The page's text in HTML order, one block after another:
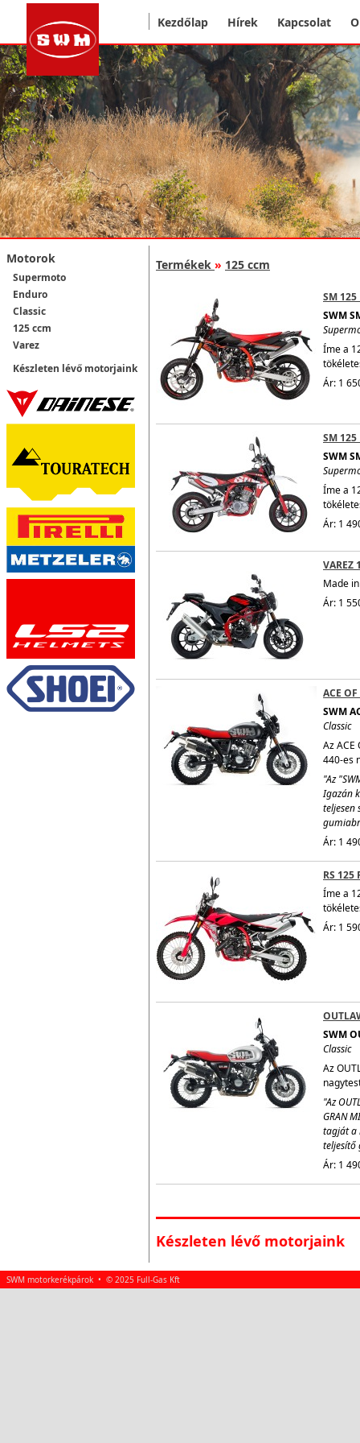
Kezdőlap Hírek Kapcsolat
Motorok
Supermoto
Enduro
Classic
125 ccm
Varez
Készleten lévő motorjaink
Termékek » 125 ccm
SM 125
SWM
Íme a
Ár: 1
SM 125
SWM
Íme a
Ár: 1
VAREZ
Made
Ár: 1
ACE
SWM
Classic
Az
440-es
"Az
Igazán
teljesen
Ár: 1
RS 125
Íme a
Ár: 1
SWM
Classic
Az
"Az
GRAN
tagját a
teljesítő
Ár: 1
Készleten lévő motorjaink
SWM motorkerékpárok • © 2025 Full-Gas Kft